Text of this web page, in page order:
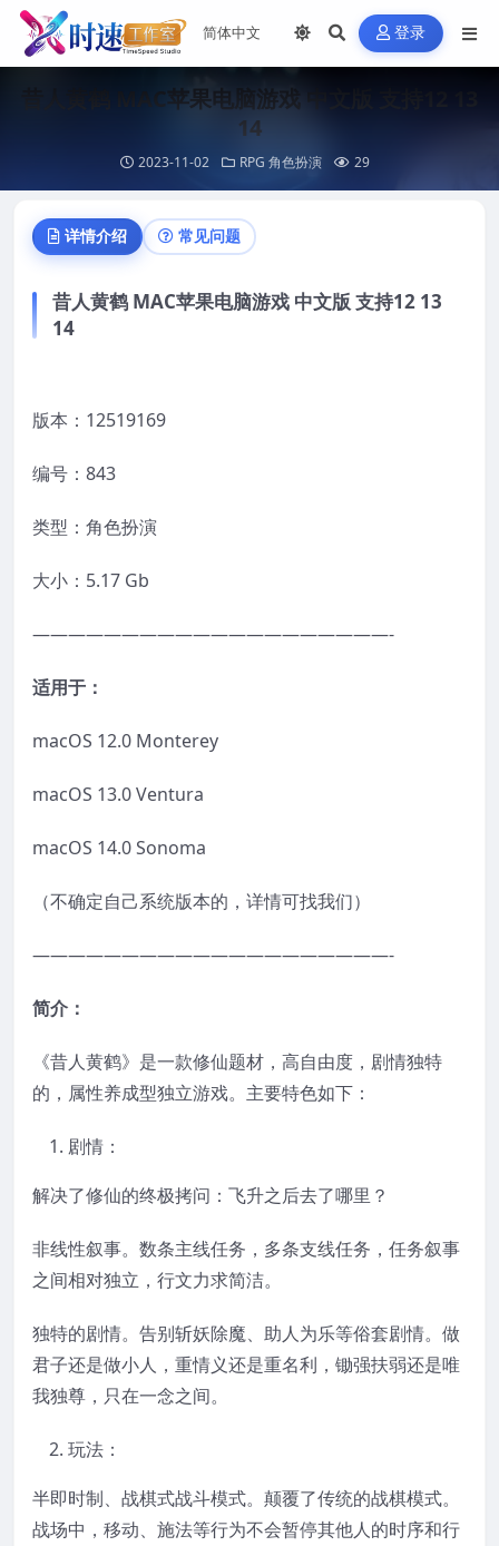
登录
昔人黄鹤 MAC苹果电脑游戏 中文版 支持12 13
14
2023-11-02 RPG 角色扮演 29
详情介绍 常见问题
昔人黄鹤 MAC苹果电脑游戏 中文版 支持12 13
14
版本：12519169
编号：843
类型：角色扮演
大小：5.17 Gb
————————————————————-
适用于：
macOS 12.0 Monterey
macOS 13.0 Ventura
macOS 14.0 Sonoma
（不确定自己系统版本的，详情可找我们）
————————————————————-
简介：
《昔人黄鹤》是一款修仙题材，高自由度，剧情独特
的，属性养成型独立游戏。主要特色如下：
剧情：
解决了修仙的终极拷问：飞升之后去了哪里？
非线性叙事。数条主线任务，多条支线任务，任务叙事
之间相对独立，行文力求简洁。
独特的剧情。告别斩妖除魔、助人为乐等俗套剧情。做
君子还是做小人，重情义还是重名利，锄强扶弱还是唯
我独尊，只在一念之间。
玩法：
半即时制、战棋式战斗模式。颠覆了传统的战棋模式。
战场中，移动、施法等行为不会暂停其他人的时序和行